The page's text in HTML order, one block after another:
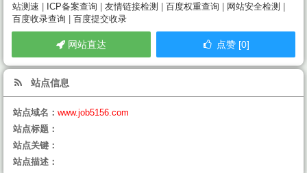
站测速
ICP备案查询 友情链接检测 百度权重查询 网站安全检测
百度收录查询
百度提交收录
网站直达 点赞 [0]
站点信息
站点域名： www.job5156.com
站点标题：
站点关键：
站点描述：